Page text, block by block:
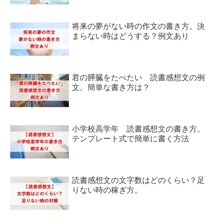
将来の夢がない時の作文の書き方。決
まらない時はどうする？例文あり
君の膵臓をたべたい 読書感想文の例
文。簡単な書き方は？
小学校高学年 読書感想文の書き方。
テンプレート式で簡単に書く方法
読書感想文の文字数はどのくらい？足
りない時の稼ぎ方。